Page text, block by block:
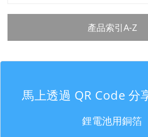
產品索引A-Z
馬上透過 QR Code 分
鋰電池用銅箔